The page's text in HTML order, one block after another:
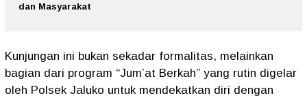
dan Masyarakat
Kunjungan ini bukan sekadar formalitas, melainkan
bagian dari program “Jum’at Berkah” yang rutin digelar
oleh Polsek Jaluko untuk mendekatkan diri dengan